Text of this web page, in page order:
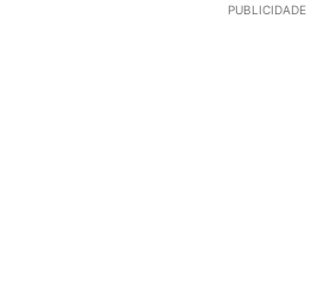
PUBLICIDADE